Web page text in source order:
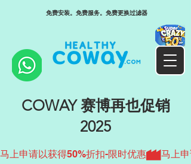
免费安装。免费服务。免费更换过滤器
COWAY 赛博再也促销
2025
马上申请以获得50%折扣-限时优惠